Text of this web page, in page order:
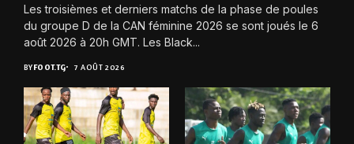
Les troisièmes et derniers matchs de la phase de poules
du groupe D de la CAN féminine 2026 se sont joués le 6
août 2026 à 20h GMT. Les Black...
BYFOOT.TG 7 AOÛT 2026